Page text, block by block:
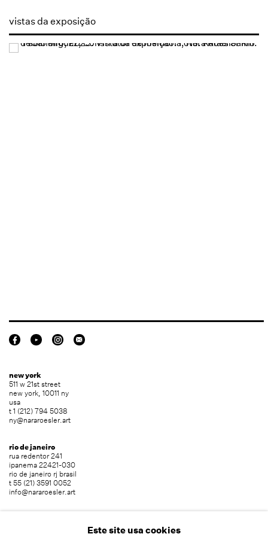
vistas da exposição
Open a larger version of the following image in a popup:
new york
511 w 21st street
new york, 10011 ny
usa
t 1 (212) 794 5038
ny@nararoesler.art
rio de janeiro
rua redentor 241
ipanema 22421-030
rio de janeiro rj brasil
t 55 (21) 3591 0052
info@nararoesler.art
jardim europa 01449-001
Este site usa cookies